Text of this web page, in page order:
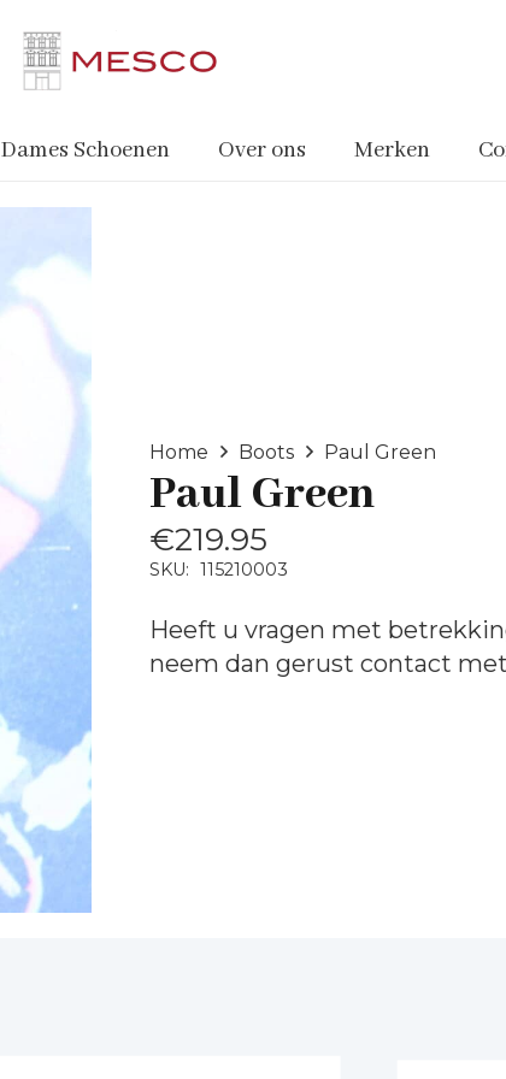
Dames Schoenen Over ons Merken
Home Boots Paul Green
Paul Green
€219.95
SKU: 115210003
Heeft u vragen met
neem dan gerust contact